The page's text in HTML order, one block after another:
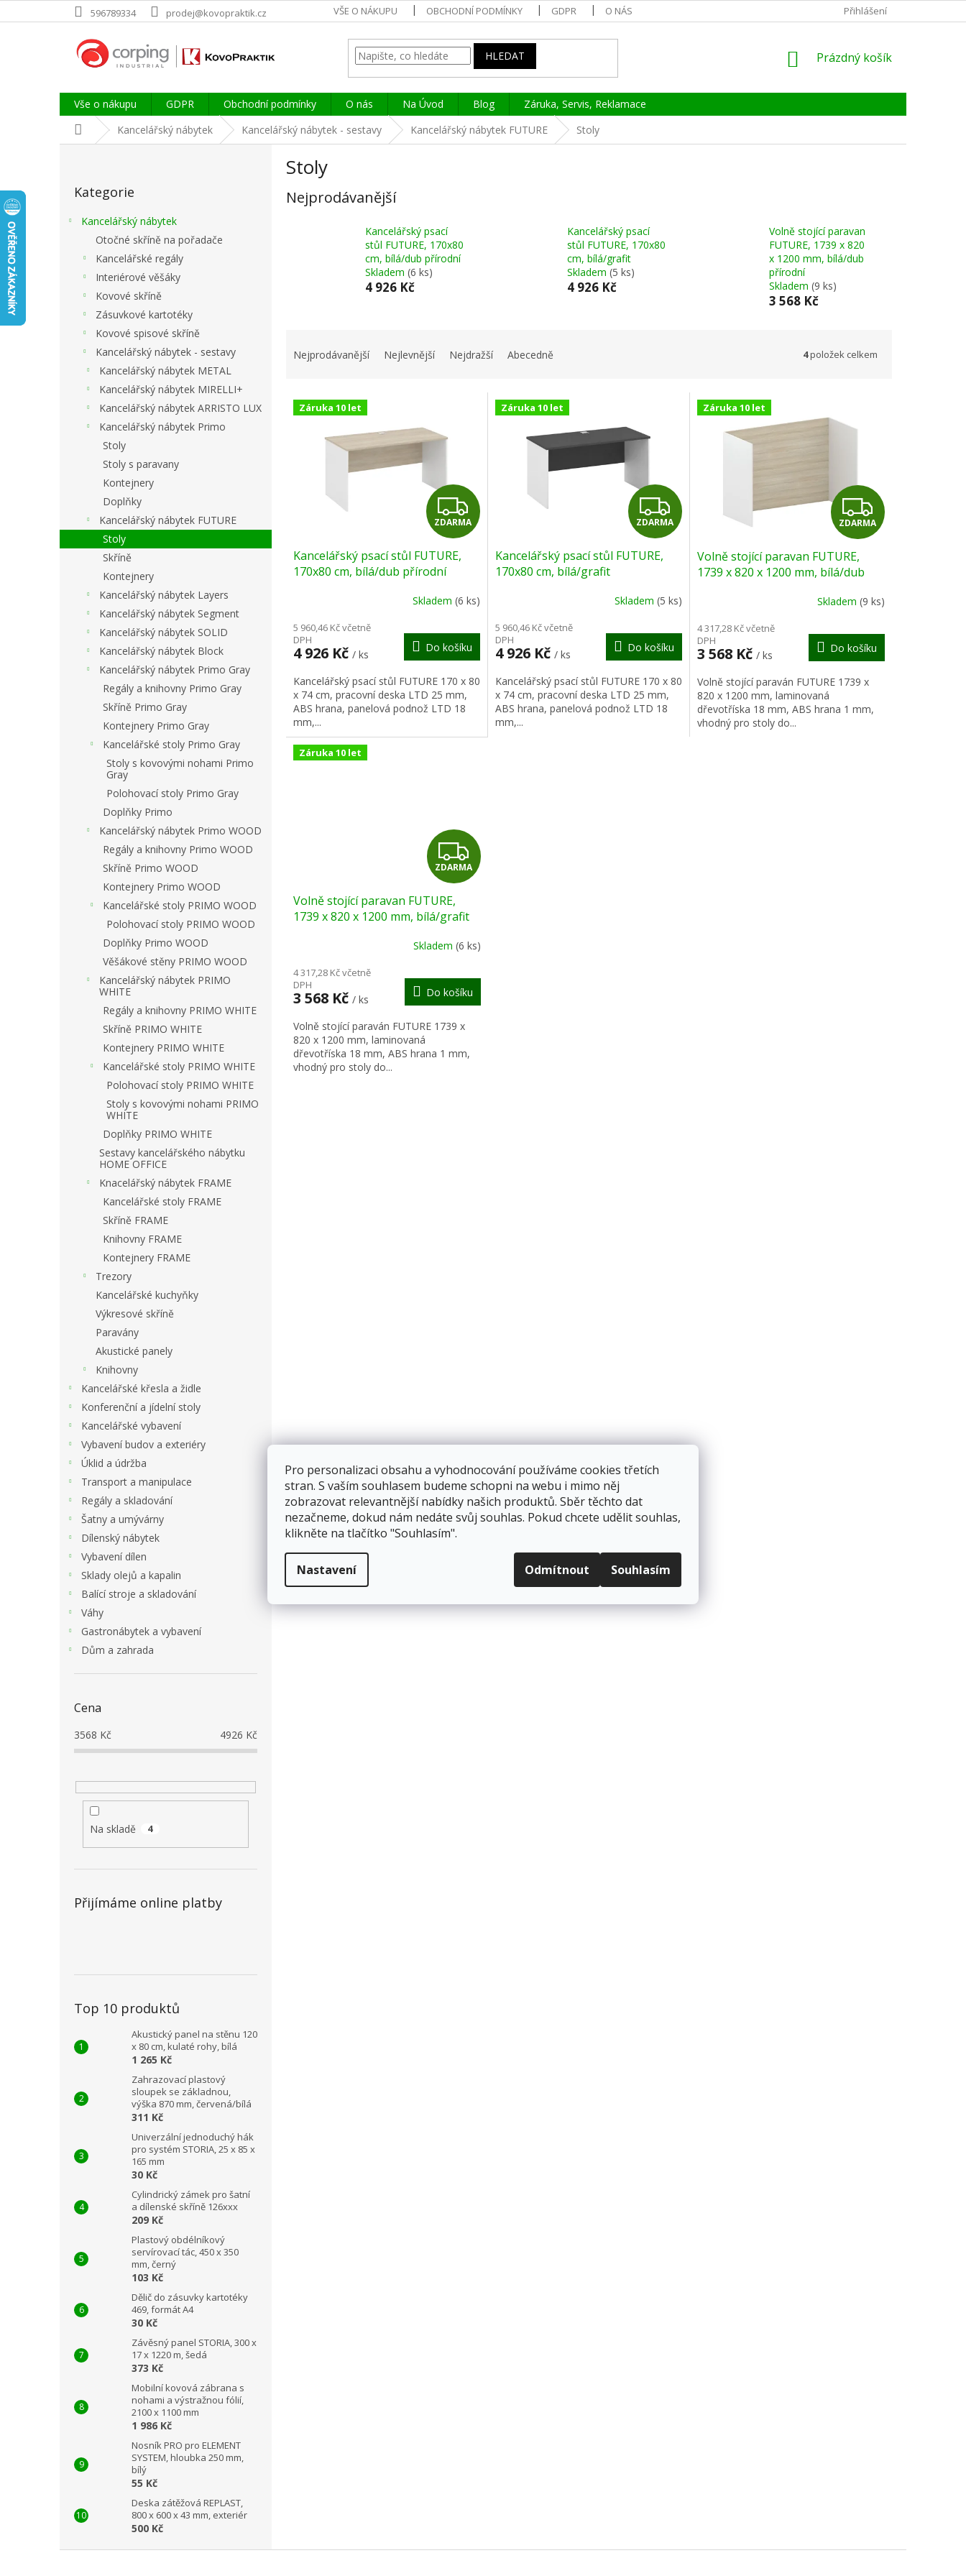
Pro personalizaci obsahu a vyhodnocování používáme cookies třetích
stran. S vaším souhlasem budeme schopni na webu i mimo něj
zobrazovat relevantnější nabídky našich produktů. Sběr těchto dat
nezačneme, dokud nám nedáte svůj souhlas. Pokud chcete udělit souhlas,
klikněte na tlačítko "Souhlasím".
Nastavení Odmítnout Souhlasím
na
596789334 prodej@kovopraktik.cz VŠE O NÁKUPU OBCHODNÍ PODMÍNKY GDPR O NÁS ZÁRUKA, SERVIS, REKLAMACEPřihlášení
HLEDAT
NÁKUPNÍ
Prázdný košík
Vše o nákupu GDPR Obchodní podmínky O nás Na Úvod Blog
Záruka, Servis, Reklamace
Domů Kancelářský nábytek Kancelářský nábytek - sestavy Kancelářský nábytek FUTURE Stoly
kategorie
Kategorie
Kancelářský nábytek
Otočné skříně na pořadače
Kancelářské regály
Interiérové věšáky
Kovové skříně
Zásuvkové kartotéky
Kovové spisové skříně
Kancelářský nábytek - sestavy
Kancelářský nábytek METAL
Kancelářský nábytek MIRELLI+
Kancelářský nábytek ARRISTO LUX
Kancelářský nábytek Primo
Stoly
Stoly s paravany
Kontejnery
Doplňky
Kancelářský nábytek FUTURE
Stoly
Skříně
Kontejnery
Kancelářský nábytek Layers
Kancelářský nábytek Segment
Kancelářský nábytek SOLID
Kancelářský nábytek Block
Kancelářský nábytek Primo Gray
Regály a knihovny Primo Gray
Skříně Primo Gray
Kontejnery Primo Gray
Kancelářské stoly Primo Gray
Stoly s kovovými nohami Primo
Gray
Polohovací stoly Primo Gray
Doplňky Primo
Kancelářský nábytek Primo WOOD
Regály a knihovny Primo WOOD
Skříně Primo WOOD
Kontejnery Primo WOOD
Kancelářské stoly PRIMO WOOD
Polohovací stoly PRIMO WOOD
Doplňky Primo WOOD
Věšákové stěny PRIMO WOOD
Kancelářský nábytek PRIMO
WHITE
Regály a knihovny PRIMO WHITE
Skříně PRIMO WHITE
Kontejnery PRIMO WHITE
Kancelářské stoly PRIMO WHITE
Polohovací stoly PRIMO WHITE
Stoly s kovovými nohami PRIMO
WHITE
Doplňky PRIMO WHITE
Sestavy kancelářského nábytku
HOME OFFICE
Knacelářský nábytek FRAME
Kancelářské stoly FRAME
Skříně FRAME
Knihovny FRAME
Kontejnery FRAME
Trezory
Kancelářské kuchyňky
Výkresové skříně
Paravány
Akustické panely
Knihovny
Kancelářské křesla a židle
Konferenční a jídelní stoly
Kancelářské vybavení
Vybavení budov a exteriéry
Úklid a údržba
Transport a manipulace
Regály a skladování
Šatny a umývárny
Dílenský nábytek
Vybavení dílen
Sklady olejů a kapalin
Balící stroje a skladování
Váhy
Gastronábytek a vybavení
Dům a zahrada
Cena
3568 Kč 4926 Kč
Na skladě 4
Přijímáme online platby
Top 10 produktů
Akustický panel na stěnu 120
x 80 cm, kulaté rohy, bílá
1 265 Kč
Zahrazovací plastový
sloupek se základnou,
výška 870 mm, červená/bílá
311 Kč
Univerzální jednoduchý hák
pro systém STORIA, 25 x 85 x
165 mm
30 Kč
Cylindrický zámek pro šatní
a dílenské skříně 126xxx
209 Kč
Plastový obdélníkový
servírovací tác, 450 x 350
mm, černý
103 Kč
Dělič do zásuvky kartotéky
469, formát A4
30 Kč
Závěsný panel STORIA, 300 x
17 x 1220 m, šedá
373 Kč
Mobilní kovová zábrana s
nohami a výstražnou fólií,
2100 x 1100 mm
1 986 Kč
Nosník PRO pro ELEMENT
SYSTEM, hloubka 250 mm,
bílý
55 Kč
Deska zátěžová REPLAST,
800 x 600 x 43 mm, exteriér
500 Kč
Stoly
Nejprodávanější
Kancelářský psací
stůl FUTURE, 170x80
cm, bílá/dub přírodní
Skladem (6 ks)
4 926 Kč
Kancelářský psací
stůl FUTURE, 170x80
cm, bílá/grafit
Skladem (5 ks)
4 926 Kč
Volně stojící paravan
FUTURE, 1739 x 820
x 1200 mm, bílá/dub
přírodní
Skladem (9 ks)
3 568 Kč
n
Nejprodávanější Nejlevnější Nejdražší Abecedně 4položek celkem
V Záruka 10 let
Z
D
R
M
A
ZDARMA
Kancelářský psací stůl FUTURE,
170x80 cm, bílá/dub přírodní
Skladem (6 ks)
5 960,46 Kč včetně
DPH
4 926 Kč / ks
Do košíku
Kancelářský psací stůl FUTURE 170 x 80
x 74 cm, pracovní deska LTD 25 mm,
ABS hrana, panelová podnož LTD 18
mm,...
Záruka 10 let
Z
D
R
M
A
ZDARMA
Kancelářský psací stůl FUTURE,
170x80 cm, bílá/grafit
Skladem (5 ks)
5 960,46 Kč včetně
DPH
4 926 Kč / ks
Do košíku
Kancelářský psací stůl FUTURE 170 x 80
x 74 cm, pracovní deska LTD 25 mm,
ABS hrana, panelová podnož LTD 18
mm,...
Záruka 10 let
Z
D
R
M
A
ZDARMA
Volně stojící paravan FUTURE,
1739 x 820 x 1200 mm, bílá/dub
Skladem (9 ks)
4 317,28 Kč včetně
DPH
3 568 Kč / ks
Do košíku
Volně stojící paraván FUTURE 1739 x
820 x 1200 mm, laminovaná
dřevotříska 18 mm, ABS hrana 1 mm,
vhodný pro stoly do...
Záruka 10 let
Z
D
A
R
M
A
ZDARMA
Volně stojící paravan FUTURE,
1739 x 820 x 1200 mm, bílá/grafit
Skladem (6 ks)
4 317,28 Kč včetně
DPH
3 568 Kč / ks
Do košíku
Volně stojící paraván FUTURE 1739 x
820 x 1200 mm, laminovaná
dřevotříska 18 mm, ABS hrana 1 mm,
vhodný pro stoly do...